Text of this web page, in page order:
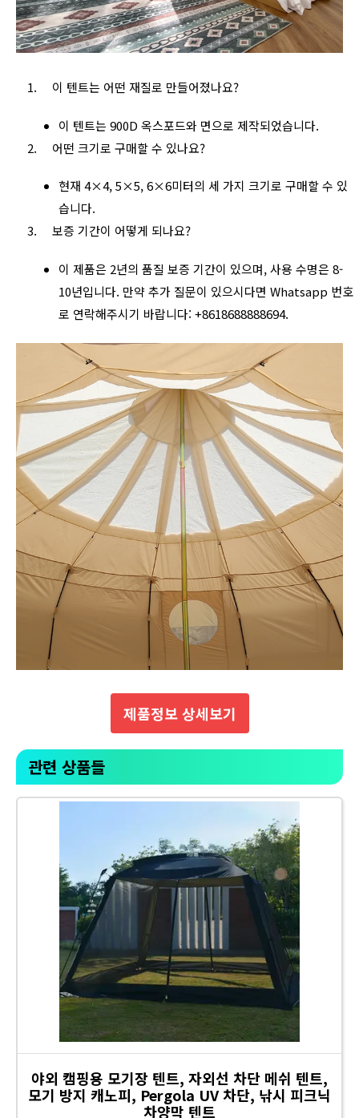
이 텐트는 어떤 재질로 만들어졌나요?
이 텐트는 900D 옥스포드와 면으로 제작되었습니다.
어떤 크기로 구매할 수 있나요?
현재 4×4, 5×5, 6×6미터의 세 가지 크기로 구매할 수 있
습니다.
보증 기간이 어떻게 되나요?
이 제품은 2년의 품질 보증 기간이 있으며, 사용 수명은 8-
10년입니다. 만약 추가 질문이 있으시다면 Whatsapp 번호
로 연락해주시기 바랍니다: +8618688888694.
제품정보 상세보기
관련 상품들
야외 캠핑용 모기장 텐트, 자외선 차단 메쉬 텐트,
모기 방지 캐노피, Pergola UV 차단, 낚시 피크닉
차양막 텐트